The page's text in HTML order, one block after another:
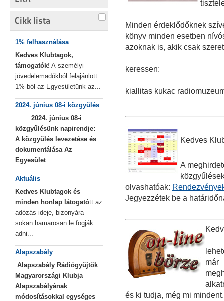
Cikk lista
1% felhasználása
Kedves Klubtagok,
támogatók! A személyi
jövedelemadókból felajánlott
1%-ból az Egyesületünk az...
2024. június 08-i közgyűlés
2024. június 08-i
közgyűlésünk napirendje:
A közgyűlés levezetése és
dokumentálása Az
Egyesület...
Aktuális
Kedves Klubtagok és
minden honlap látogatótt az
adózás ideje, bizonyára
sokan hamarosan le fogják
adni...
Alapszabály
Alapszabály Rádiógyűjtők
Magyarországi Klubja
Alapszabályának
módosításokkal egységes
Minden érdeklődőknek
könyv minden esetben
azoknak is, akik csak
keressen:
kiallitas kukac
Kedves
A
olvashatóak:
Jegyezzétek be a
és ki tudja, még mi